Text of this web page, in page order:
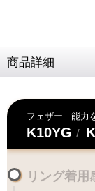
商品詳細
フェザー 能力
K10YG /
リング着用